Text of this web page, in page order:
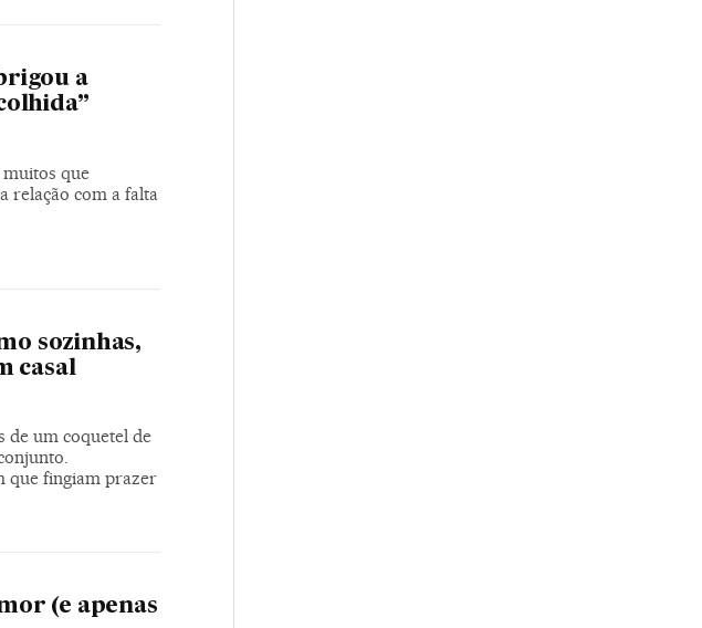
a
que
relação com a falta
sozinhas,
casal
de um coquetel de
que fingiam prazer
(e apenas